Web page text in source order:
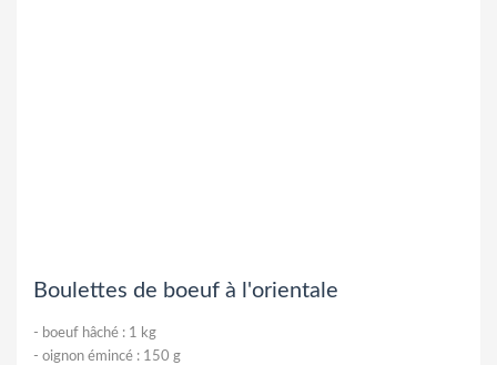
Boulettes de boeuf à l'orientale
- boeuf hâché : 1 kg
- oignon émincé : 150 g